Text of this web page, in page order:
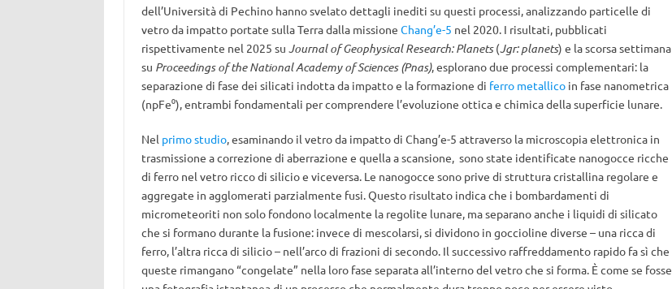
dell’Università di Pechino hanno svelato dettagli inediti su questi processi, analizzando particelle di
vetro da impatto portate sulla Terra dalla missione Chang’e-5 nel 2020. I risultati, pubblicati
rispettivamente nel 2025 su Journal of Geophysical Research: Planets(Jgr: planets) e la scorsa settimana
su Proceedings of the National Academy of Sciences (Pnas), esplorano due processi complementari: la
separazione di fase dei silicati indotta da impatto e la formazione di ferro metallicoin fase nanometrica
(npFe⁰), entrambi fondamentali per comprendere l’evoluzione ottica e chimica della superficie lunare.
Nel primo studio, esaminando il vetro da impatto di Chang’e-5 attraverso la microscopia elettronica in
trasmissione a correzione di aberrazione e quella a scansione, sono state identificate nanogocce ricche
di ferro nel vetro ricco di silicio e viceversa. Le nanogocce sono prive di struttura cristallina regolare e
aggregate in agglomerati parzialmente fusi. Questo risultato indica che i bombardamenti di
micrometeoriti non solo fondono localmente la regolite lunare, ma separano anche i liquidi di silicato
che si formano durante la fusione: invece di mescolarsi, si dividono in goccioline diverse – una ricca di
ferro, l’altra ricca di silicio – nell’arco di frazioni di secondo. Il successivo raffreddamento rapido fa sì che
queste rimangano “congelate” nella loro fase separata all’interno del vetro che si forma. È come se fosse